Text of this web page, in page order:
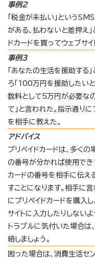
事例2
「税金が未払い」という
がある、払わないと差押え
ドカードを買ってウェブサ
事例3
「あなたの生活を援助する
ろ「100万円を援助したい
数料として5万円が必要な
て」と言われた。指示通り
を相手に教えた。
アドバイス
プリペイドカードは、多く
の番号が分かれば使用でき
カードの番号を相手に伝え
すことになります。相手に
にプリペイドカードを購入
サイトに入力したりしない
トラブルに気付いた場合は
絡しましょう。
困った場合は、消費生活セ